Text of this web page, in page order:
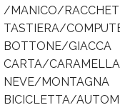
/MANICO/
TASTIERA/
BOTTONE/GIACCA
CARTA/CARAMELLA
NEVE/MONTAGNA
BICICLETTA/